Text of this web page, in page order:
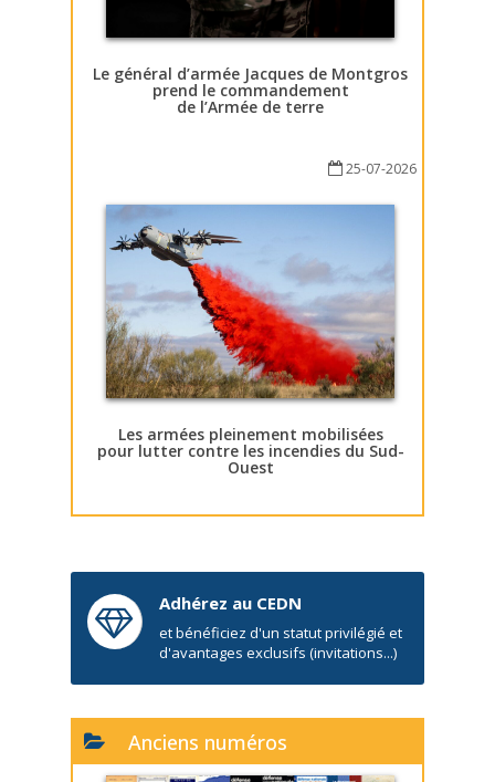
Le général d’armée Jacques de Montgros
prend le commandement
de l’Armée de terre
25-07-2026
Les armées pleinement mobilisées
pour lutter contre les incendies du Sud-
Ouest
Adhérez au CEDN
et bénéficiez d'un statut privilégié et
d'avantages exclusifs (invitations...)
Anciens numéros